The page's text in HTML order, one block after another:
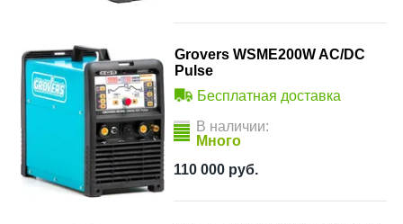
Grovers WSME200W AC/DC
Pulse
Бесплатная доставка
В наличии:
Много
110 000 руб.